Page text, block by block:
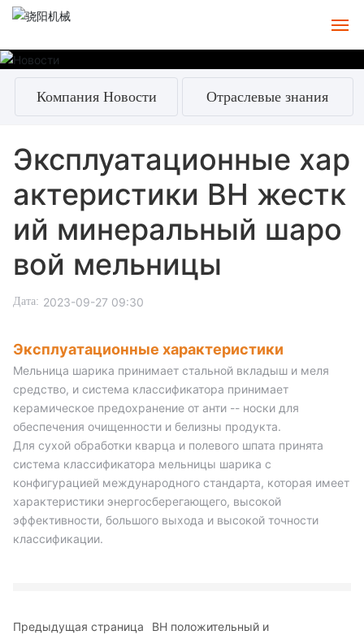
Главная
ПРОДУКЦИЯ
Чехол
СЕРВИС
Новости
Компания Новости Отраслевые знания
Эксплуатационные хар
актеристики BH жестк
ий минеральный шаро
вой мельницы
Дата: 2023-09-27 09:30
Эксплуатационные характеристики
Мельница шарика принимает стальной вкладыш и меля
средство, и система классификатора принимает
керамическое предохранение от анти -- носки для
обеспечения очищенности и белизны продукта.
Для сухой обработки кварца и полевого шпата принята
система классификатора мельницы шарика с
конфигурацией международного стандарта, которая имеет
характеристики энергосберегающего, высокой
эффективности, большого выхода и высокой точности
классификации.
Предыдущая страница
BH положительный и